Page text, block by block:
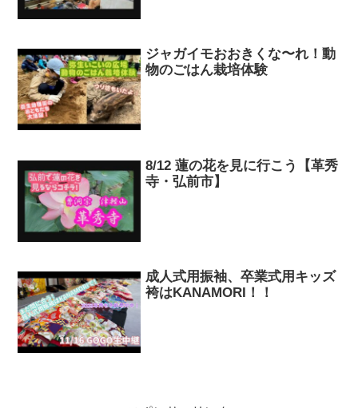
ジャガイモおおきくな〜れ！動
物のごはん栽培体験
8/12 蓮の花を見に行こう【革秀
寺・弘前市】
成人式用振袖、卒業式用キッズ
袴はKANAMORI！！